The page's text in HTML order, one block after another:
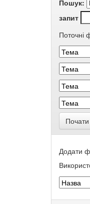
Пошук:
запит
Поточні
Додати